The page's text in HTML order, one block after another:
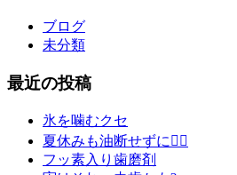
ブログ
未分類
最近の投稿
氷を噛むクセ
夏休みも油断せずに🙇‍♂️
フッ素入り歯磨剤